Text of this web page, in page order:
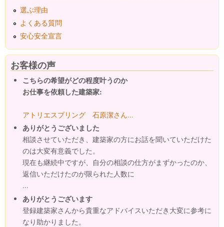
選ぶ理由
よくある質問
安心安全宣言
お客様の声
こちらの希望がどの程度叶うのか
お仕事を依頼した建築家:
アトリエスプリング 石原潔さん...
ありがとうございました
相談させていただき、建築家の方にお話を聞いていただけた
のは大変有意義でした。
現在も継続中ですが、自分の相談の仕方がまずかったのか、
返信いただけたのが限られた人数に
...
ありがとうございます
登録建築家さんから貴重なアドバイスいただき大変に参考に
なり助かりました。